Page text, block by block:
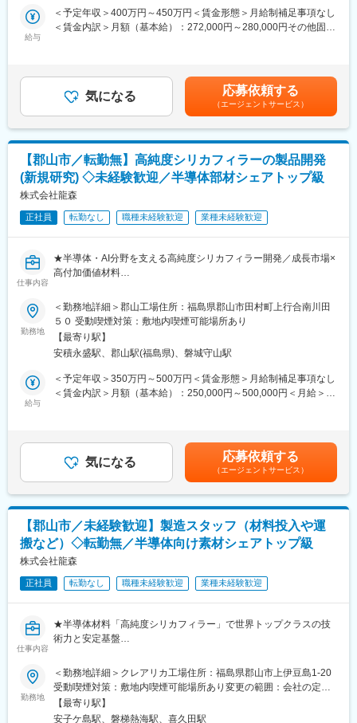
・従業員一人ひとりが自分の能力や個性を存分に生かして働ける
職場づくりを進めることが企業全体の成長につながり、そして社
変更の範囲：会社の定める業務
キャラクターグッズを扱う事業部にて製造業務や製造ディレクシ
ョンをお任せします。
・キャラクターが印刷されたアクリルパネルをレーザーカット機
にセット
・カットされたキャラクターを取り出し次工程に搬送
■業務について：
作業のほとんどが製造業務やパートさん・派遣さんのディレクシ
ョン（作業指示、生産管理 等）になります。
■組織構成：
福島工場には主任1名、メンバー4名、パート社員8名の総勢13名
全員が中途社員であり、印刷業界出身の方や食品業界出身の方、
パーツ製造業出身の方など様々なバックグラウンドを持ってお
■就業環境について：
就業いただく福島工場は当社内でも最大規模の工場で、2018年に
完成した新しい工場です。
■当社の魅力
分野など事業を多角化しているため、景気変動の影響を受けにく
く、創業から50年以上黒字経営を続けています。また、この10年
で従業員数は倍以上に増え、売上も2倍以上となる100億円（2022
年度）を達成し、更に成長が続いています。
（2）専門性を磨ける環境
当社は多品種少量の生産を行っているため、日々異なる業界の製
品を手掛けています。そのため、多種多様な製品群の加工業務に
関わることができます。さらに携わる業界は半導体、医療、航
空・宇宙、産業機器と求められるレベルの高い業界のため、より
高い専門性を身につけることができます。
給与
＜予定年収＞400万円～450万円＜賃金形態＞月給制補足事項なし
＜賃金内訳＞月額（基本給）：272,000円～280,000円その他固定
します。■昇給：年1回（5月）■賞与：年2回（7月、12月）賃金は
あくまでも目安の金額であり、選考を通じて上下する可能性があ
ります。月給(月額)は固定手当を含めた表記です。
気になる 応募依頼する
（エージェントサービス）
【郡山市／転勤無】高純度シリカフィラーの製品開発
(新規研究) ◇未経験歓迎／半導体部材シェアトップ級
株式会社龍森
正社員 転勤なし 職種未経験歓迎 業種未経験歓迎
仕事内容
★半導体・AI分野を支える高純度シリカフィラー開発／成長市場×
高付加価値材料
★転勤なし・年休126日・残業ほぼなし
■募集背景
当社では、半導体や電子機器向けに使用される高純度シリカフィ
ラーの開発を行っています。近年は半導体の高性能化や用途拡大
に伴い、お客様から求められる性能や品質も多様化しており、組
織増強のため増員募集いたします。
携わり、商品の設計、試作、及び顧客への提案を行います。当社
で扱っている粉体を始めとした各材料を要望に合わせて調合し製
造のレシピを作るようなイメージです。
・顧客ニーズに基づく製品企画・設計
・既存製品の品質改善・性能向上に向けた開発
・各種原料を組み合わせた配合設計（レシピ作成）
・試作品の評価・分析・性能検証
■顧客：
量よりも質を重視し、顧客の細かな要望にもお応えできる点で評
価いただき引き合いも多いです。※新規開発に向けた評価・改善点
す。
■配属部署
・設計開発部は設計・評価チーム、試作チーム分かれており、本
勤務地
＜勤務地詳細＞郡山工場住所：福島県郡山市田村町上行合南川田
５０ 受動喫煙対策：敷地内喫煙可能場所あり
【最寄り駅】
安積永盛駅、郡山駅(福島県)、磐城守山駅
給与
＜予定年収＞350万円～500万円＜賃金形態＞月給制補足事項なし
＜賃金内訳＞月額（基本給）：250,000円～500,000円＜月給＞
1.5カ月×２回)■年収例：・600万円（32歳、経験10年）賃金はあ
くまでも目安の金額であり、選考を通じて上下する可能性があり
ます。月給(月額)は固定手当を含めた表記です。
気になる 応募依頼する
（エージェントサービス）
【郡山市／未経験歓迎】製造スタッフ（材料投入や運
搬など）◇転勤無／半導体向け素材シェアトップ級
株式会社龍森
正社員 転勤なし 職種未経験歓迎 業種未経験歓迎
仕事内容
★半導体材料「高純度シリカフィラー」で世界トップクラスの技
術力と安定基盤
スマートフォンや自動車、AI機器などに欠かせない半導体材料を
製造する当社。世界中のメーカーから高い評価を受けており、今
勤務地
＜勤務地詳細＞クレアリカ工場住所：福島県郡山市上伊豆島1-20
受動喫煙対策：敷地内喫煙可能場所あり変更の範囲：会社の定め
る事業所（リモートワーク含む）
【最寄り駅】
安子ケ島駅、磐梯熱海駅、喜久田駅